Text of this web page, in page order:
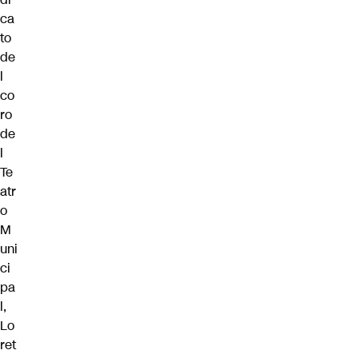
ca
to
de
l
co
ro
de
l
Te
atr
o
M
uni
ci
pa
l,
Lo
ret